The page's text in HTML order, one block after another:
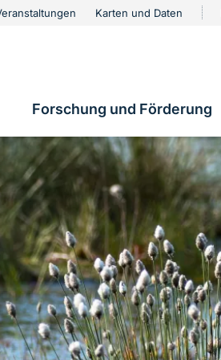
Karten und Daten
Forschung und Förderung